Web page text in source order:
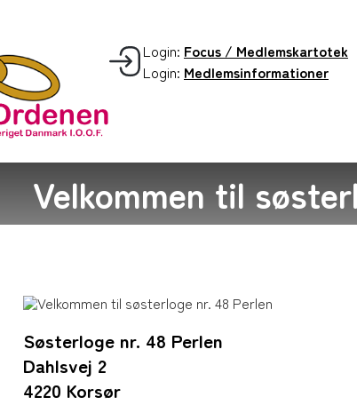
Login: Focus / Medlemskartotek
Login: Medlemsinformationer
Velkommen til
Søsterloge nr. 48 Perlen
Dahlsvej 2
4220 Korsør